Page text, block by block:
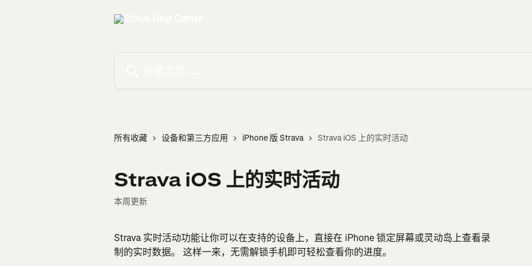
所有收藏 设备和第三方应用 iPhone 版 Strava Strava iOS 上的实时活动
Strava iOS 上的实时活动
本周更新
Strava 实时活动功能让你可以在支持的设备上，直接在 iPhone 锁定屏幕或灵动岛上查看录
制的实时数据。 这样一来，无需解锁手机即可轻松查看你的进度。